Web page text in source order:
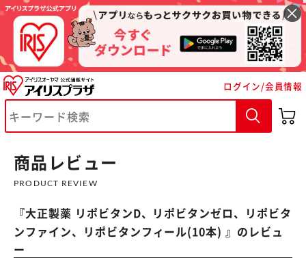
ログイン/会員情報
商品レビュー
PRODUCT REVIEW
『大正製薬 リポビタンD、リポビタンゼロ、リポビタ
ンファイン、リポビタンフィール(10本)』のレビュ
ー
※ご確認ください
カートに入れる 購入手続きへ